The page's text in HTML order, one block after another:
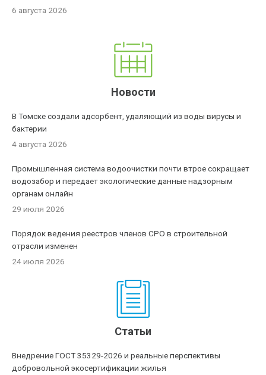
6 августа 2026
Новости
В Томске создали адсорбент, удаляющий из воды вирусы и
бактерии
4 августа 2026
Промышленная система водоочистки почти втрое сокращает
водозабор и передает экологические данные надзорным
органам онлайн
29 июля 2026
Порядок ведения реестров членов СРО в строительной
отрасли изменен
24 июля 2026
Статьи
Внедрение ГОСТ 35329-2026 и реальные перспективы
добровольной экосертификации жилья